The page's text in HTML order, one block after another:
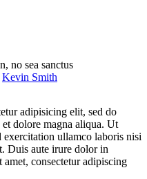
no sea sanctus
Kevin Smith
adipisicing elit, sed do
dolore magna aliqua. Ut
ullamco laboris nisi
Duis aute irure dolor in
consectetur adipiscing